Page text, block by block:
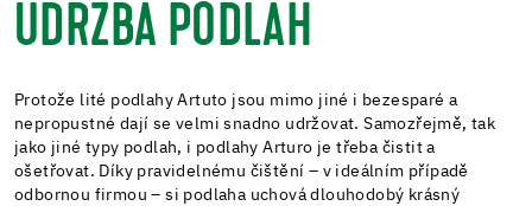
ÚDRŽBA PODLAH
Protože lité podlahy Artuto jsou mimo jiné i bezesparé a
nepropustné dají se velmi snadno udržovat. Samozřejmě, tak
jako jiné typy podlah, i podlahy Arturo je třeba čistit a
ošetřovat. Díky pravidelnému čištění – v ideálním případě
odbornou firmou – si podlaha uchová dlouhodobý krásný